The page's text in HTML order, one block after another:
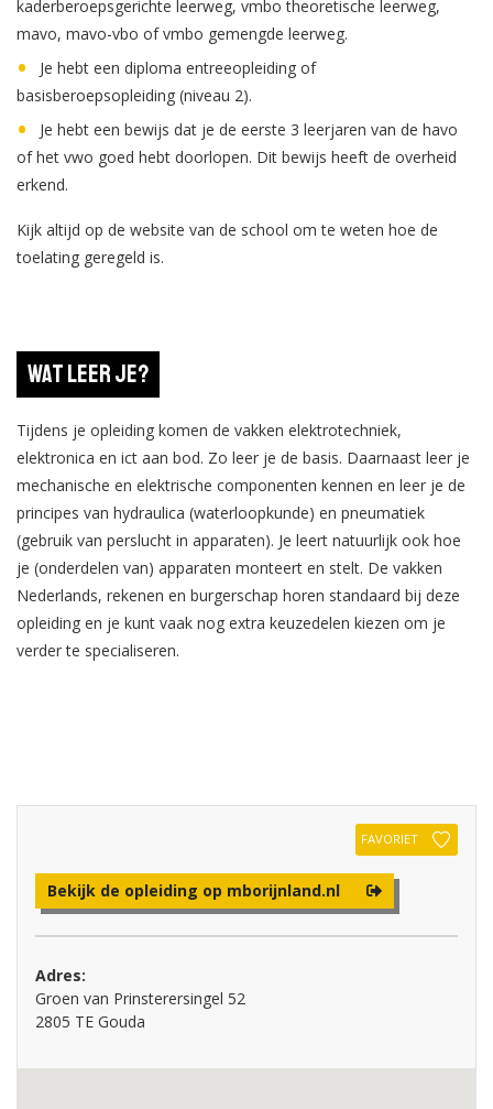
kaderberoepsgerichte leerweg, vmbo theoretische leerweg,
mavo, mavo-vbo of vmbo gemengde leerweg.
Je hebt een diploma entreeopleiding of
basisberoepsopleiding (niveau 2).
Je hebt een bewijs dat je de eerste 3 leerjaren van de havo
of het vwo goed hebt doorlopen. Dit bewijs heeft de overheid
erkend.
Kijk altijd op de website van de school om te weten hoe de
toelating geregeld is.
Wat leer je?
Tijdens je opleiding komen de vakken elektrotechniek,
elektronica en ict aan bod. Zo leer je de basis. Daarnaast leer je
mechanische en elektrische componenten kennen en leer je de
principes van hydraulica (waterloopkunde) en pneumatiek
(gebruik van perslucht in apparaten). Je leert natuurlijk ook hoe
je (onderdelen van) apparaten monteert en stelt. De vakken
Nederlands, rekenen en burgerschap horen standaard bij deze
opleiding en je kunt vaak nog extra keuzedelen kiezen om je
verder te specialiseren.
FAVORIET
Bekijk de opleiding op mborijnland.nl
Adres:
Groen van Prinsterersingel 52
2805 TE Gouda